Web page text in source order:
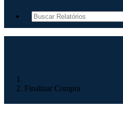
Finalizar Compra